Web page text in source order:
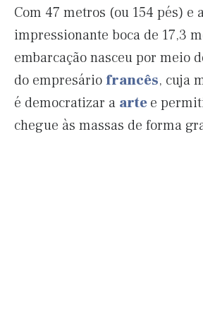
Com 47 metros (ou 154 pés) e
impressionante boca de 17,3
embarcação nasceu por meio
do empresáriofrancês, cuja
é democratizar a artee
chegue às massas de forma